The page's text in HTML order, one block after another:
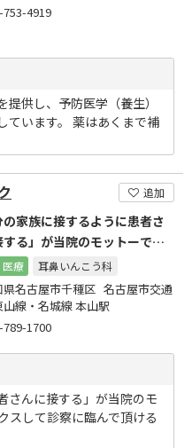
753-4919
供し、予防医学（養生）
ています。 薬はあくまで補
追加
の家族に接するように患者さ
する」が当院のモットーで
医療 耳鼻いんこう科
県名古屋市千種区 名古屋市交通
山線・名城線 本山駅
789-1700
さんに接する」が当院のモ
スして診察に臨んで頂ける